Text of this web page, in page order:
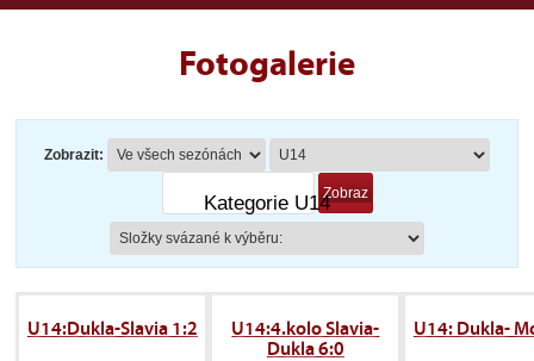
Fotogalerie
Zobrazit:
Kategorie U14
U14:Dukla-Slavia 1:2
U14:4.kolo Slavia-
Dukla 6:0
U14: Dukla-